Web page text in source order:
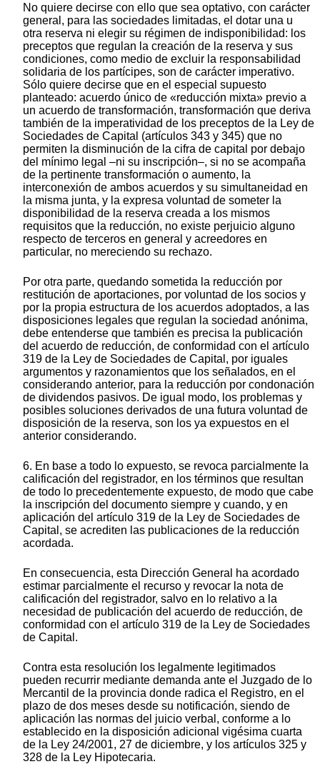
No quiere decirse con ello que sea optativo, con carácter
general, para las sociedades limitadas, el dotar una u
otra reserva ni elegir su régimen de indisponibilidad: los
preceptos que regulan la creación de la reserva y sus
condiciones, como medio de excluir la responsabilidad
solidaria de los partícipes, son de carácter imperativo.
Sólo quiere decirse que en el especial supuesto
planteado: acuerdo único de «reducción mixta» previo a
un acuerdo de transformación, transformación que deriva
también de la imperatividad de los preceptos de la Ley de
Sociedades de Capital (artículos 343 y 345) que no
permiten la disminución de la cifra de capital por debajo
del mínimo legal –ni su inscripción–, si no se acompaña
de la pertinente transformación o aumento, la
interconexión de ambos acuerdos y su simultaneidad en
la misma junta, y la expresa voluntad de someter la
disponibilidad de la reserva creada a los mismos
requisitos que la reducción, no existe perjuicio alguno
respecto de terceros en general y acreedores en
particular, no mereciendo su rechazo.
Por otra parte, quedando sometida la reducción por
restitución de aportaciones, por voluntad de los socios y
por la propia estructura de los acuerdos adoptados, a las
disposiciones legales que regulan la sociedad anónima,
debe entenderse que también es precisa la publicación
del acuerdo de reducción, de conformidad con el artículo
319 de la Ley de Sociedades de Capital, por iguales
argumentos y razonamientos que los señalados, en el
considerando anterior, para la reducción por condonación
de dividendos pasivos. De igual modo, los problemas y
posibles soluciones derivados de una futura voluntad de
disposición de la reserva, son los ya expuestos en el
anterior considerando.
6. En base a todo lo expuesto, se revoca parcialmente la
calificación del registrador, en los términos que resultan
de todo lo precedentemente expuesto, de modo que cabe
la inscripción del documento siempre y cuando, y en
aplicación del artículo 319 de la Ley de Sociedades de
Capital, se acrediten las publicaciones de la reducción
acordada.
En consecuencia, esta Dirección General ha acordado
estimar parcialmente el recurso y revocar la nota de
calificación del registrador, salvo en lo relativo a la
necesidad de publicación del acuerdo de reducción, de
conformidad con el artículo 319 de la Ley de Sociedades
de Capital.
Contra esta resolución los legalmente legitimados
pueden recurrir mediante demanda ante el Juzgado de lo
Mercantil de la provincia donde radica el Registro, en el
plazo de dos meses desde su notificación, siendo de
aplicación las normas del juicio verbal, conforme a lo
establecido en la disposición adicional vigésima cuarta
de la Ley 24/2001, 27 de diciembre, y los artículos 325 y
328 de la Ley Hipotecaria.